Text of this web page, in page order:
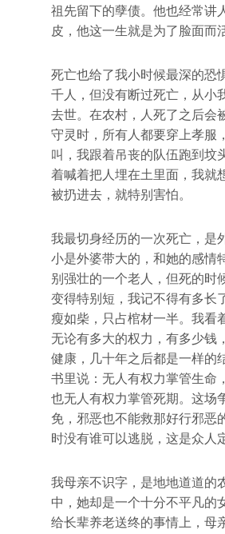
祖先留下的孽债。他也经常讲
皮，他这一生就是为了脸面而
死亡也给了我小时候最深的恐
千人，但没有断过死亡，从小
去世。在农村，人死了之后会
守灵时，所有人都要穿上孝服
叫，我跟着吊丧的队伍跑到坟
着喊着把人埋在土里面，我就
被扔进去，就特别害怕。
我最切身经历的一次死亡，是
小是外婆带大的，和她的感情
别强壮的一个老人，但死的时
变得特别短，我记不得有多长
瘦如柴，只占棺材一半。我看
无论有多大的权力，有多少钱
健康，几十年之后都是一样的
书里说：无人有权力掌管生命
也无人有权力掌管死期。这场
免，邪恶也不能救那好行邪恶
时没有谁可以逃脱，这是众人
我母亲不识字，是地地道道的
中，她却是一个十分不平凡的
给长辈养老送终的事情上，母